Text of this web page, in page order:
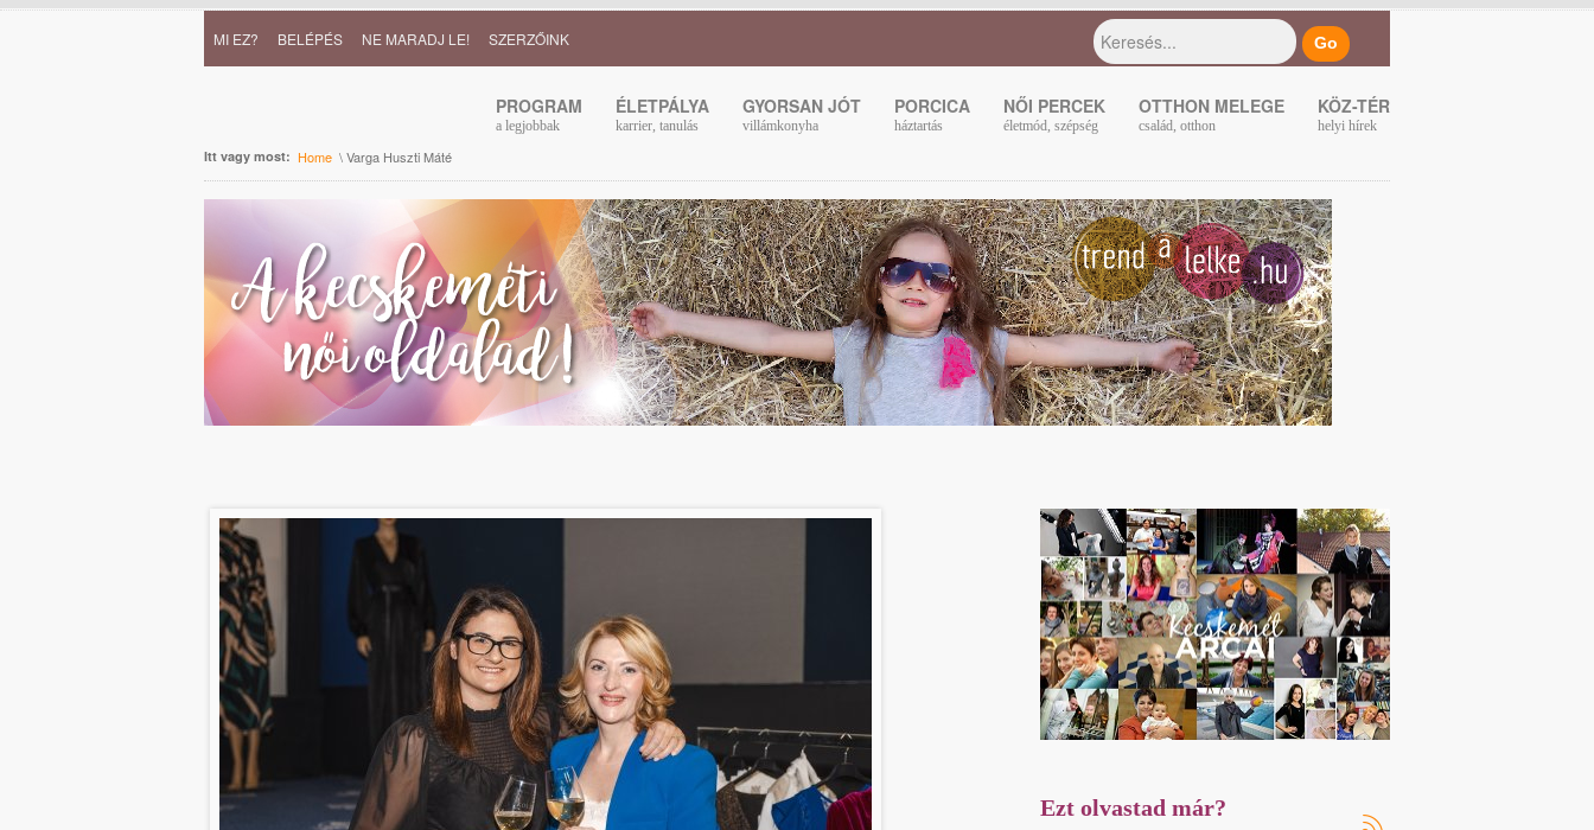
MI EZ? BELÉPÉS NE MARADJ LE! SZERZŐINK
PROGRAM
a legjobbak
ÉLETPÁLYA
karrier, tanulás
GYORSAN JÓT
villámkonyha
PORCICA
háztartás
NŐI PERCEK
életmód, szépség
OTTHON MELEGE
család, otthon
KÖZ-TÉR
helyi hírek
Itt vagy most: Home \ Varga Huszti Máté
Ezt olvastad már?